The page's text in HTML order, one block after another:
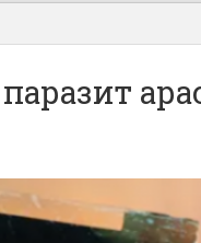
паразит